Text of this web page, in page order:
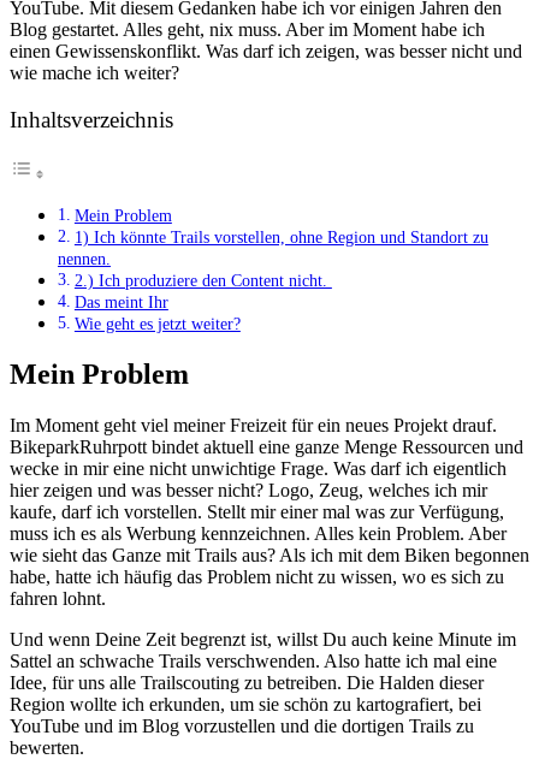
YouTube. Mit diesem Gedanken habe ich vor einigen Jahren den
Blog gestartet. Alles geht, nix muss. Aber im Moment habe ich
einen Gewissenskonflikt. Was darf ich zeigen, was besser nicht und
wie mache ich weiter?
Inhaltsverzeichnis
Mein Problem
1) Ich könnte Trails vorstellen, ohne Region und Standort zu
nennen.
2.) Ich produziere den Content nicht.
Das meint Ihr
Wie geht es jetzt weiter?
Mein Problem
Im Moment geht viel meiner Freizeit für ein neues Projekt drauf.
BikeparkRuhrpott bindet aktuell eine ganze Menge Ressourcen und
wecke in mir eine nicht unwichtige Frage. Was darf ich eigentlich
hier zeigen und was besser nicht? Logo, Zeug, welches ich mir
kaufe, darf ich vorstellen. Stellt mir einer mal was zur Verfügung,
muss ich es als Werbung kennzeichnen. Alles kein Problem. Aber
wie sieht das Ganze mit Trails aus? Als ich mit dem Biken begonnen
habe, hatte ich häufig das Problem nicht zu wissen, wo es sich zu
fahren lohnt.
Und wenn Deine Zeit begrenzt ist, willst Du auch keine Minute im
Sattel an schwache Trails verschwenden. Also hatte ich mal eine
Idee, für uns alle Trailscouting zu betreiben. Die Halden dieser
Region wollte ich erkunden, um sie schön zu kartografiert, bei
YouTube und im Blog vorzustellen und die dortigen Trails zu
bewerten.